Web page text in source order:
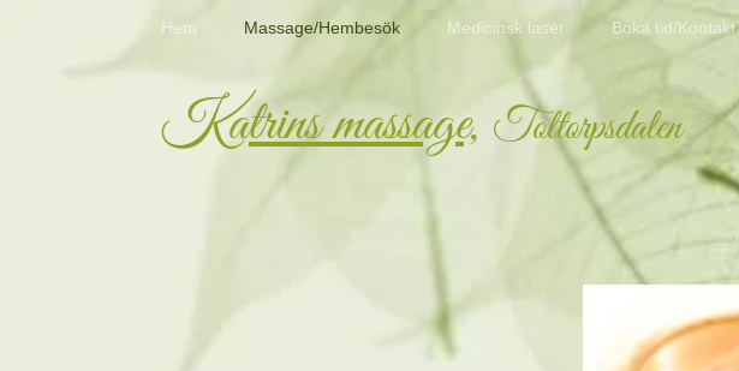
Katrins massage, Toltorpsdalen
Hem Massage/Hembesök Medicinsk laser Boka tid/Kontakt